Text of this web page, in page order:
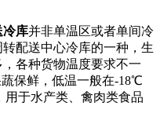
冷库并非单温区或者单间冷
配送中心冷库的一种，生
各种货物温度要求不一
保鲜，低温一般在-18℃
于水产类、禽肉类食品